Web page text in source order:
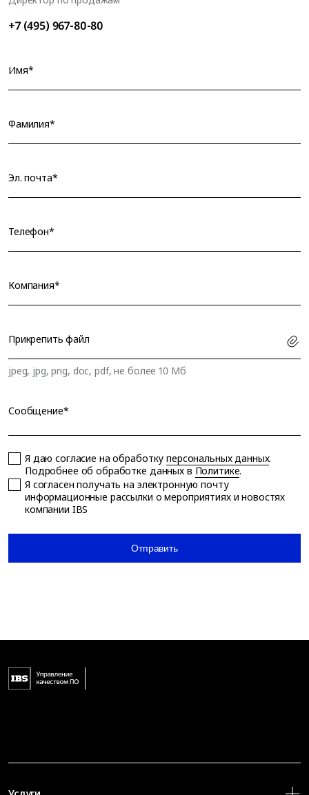
+7 (495) 967-80-80
Имя*
Фамилия*
Эл. почта*
Телефон*
Компания*
Прикрепить файл
jpeg, jpg, png, doc, pdf, не более 10 Мб
Сообщение*
Я даю согласие на обработкуперсональных данных.
Подробнее об обработке данных в Политике.
Я согласен получать на электронную почту
информационные рассылки о мероприятиях и новостях
компании IBS
Отправить